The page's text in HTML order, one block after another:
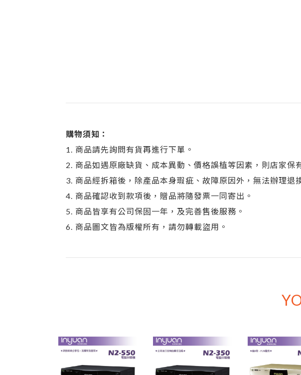
購物須知：
1. 商品請先詢問有貨再進行下單。
2. 商品如遇原廠缺貨、成本異動、價格誤植等因素，則店家保
3. 商品經拆箱後，除產品本身瑕疵、故障原因外，無法辦理退
4. 商品確認收到款項後，贈品將隨發票一同寄出。
5. 商品皆享有公司保固一年，及完善售後服務。
6. 商品圖文皆為版權所有，請勿轉載盜用。